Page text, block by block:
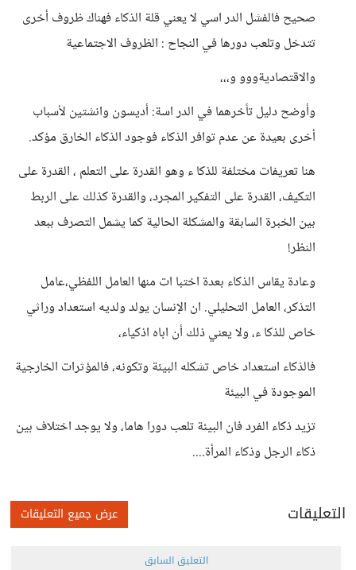
صحيح فالفشل الدر اسي لا يعني قلة الذكاء فهناك ظروف أخرى
تتدخل وتلعب دورها في النجاح : الظروف الاجتماعية
والاقتصاديةووو و،،،
وأوضح دليل تأخرهما في الدر اسة: أديسون وانشتين لأسباب
أخرى بعيدة عن عدم توافر الذكاء فوجود الذكاء الخارق مؤكد.
هنا تعريفات مختلفة للذكا ء وهو القدرة على التعلم ، القدرة على
التكيف، القدرة على التفكير المجرد، والقدرة كذلك على الربط
بين الخبرة السابقة والمشكلة الحالية كما يشمل التصرف ببعد
النظر!
وعادة يقاس الذكاء بعدة اختبا ات منها العامل اللفظي،عامل
التذكر، العامل التحليلي. ان الإنسان يولد ولديه استعداد وراثي
خاص للذكا ء، ولا يعني ذلك أن اباه اذكياء،
فالذكاء استعداد خاص تشكله البيئة وتكونه، فالمؤثرات الخارجية
الموجودة في البيئة
تزيد ذكاء الفرد فان البيئة تلعب دورا هاما، ولا يوجد اختلاف بين
ذكاء الرجل وذكاء المرأة....
التعليقات عرض جميع التعليقات
التعليق السابق